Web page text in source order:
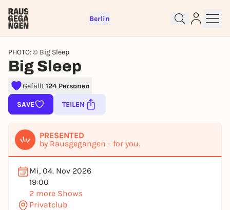
Berlin
PHOTO: © Big Sleep
Big Sleep
Gefällt124 Personen
SAVE TEILEN
PRESENTED
by Rausgegangen - for you.
Mi, 04. Nov 2026
19:00
2 more Shows
Privatclub
Sign up for free and get started
right away
lotteries, you need a free Rausgegangen account.
REGISTER FOR FREE NOW
You already have an account?